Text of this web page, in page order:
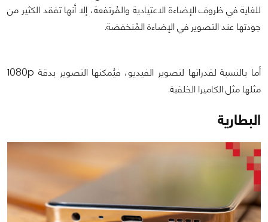
للغاية في ظروف الإضاءة الاعتيادية والمُرتفعة، إلا أنها تفقد الكثير من
جودتها عند التصوير في الإضاءة المُنخفضة.
أما بالنسبة لقدراتها لتصوير الفيديو، فيُمكنها التصوير بدقة 1080p
مثلها مثل الكاميرا الخلفية.
البطارية